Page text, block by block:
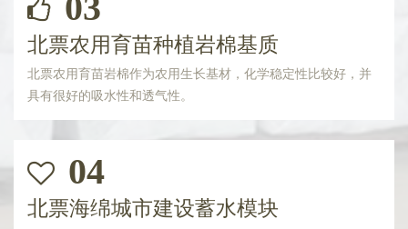
北票农用育苗种植岩棉基质
北票农用育苗岩棉作为农用生长基材，化学稳定性比较好，并
具有很好的吸水性和透气性。
04
北票海绵城市建设蓄水模块